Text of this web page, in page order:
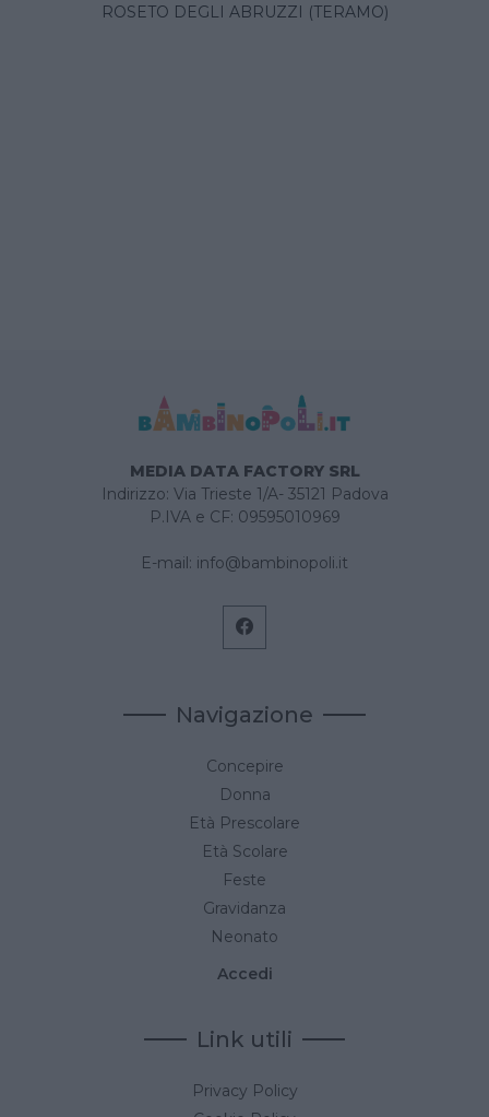
ROSETO DEGLI ABRUZZI (TERAMO)
MEDIA DATA FACTORY SRL
Indirizzo: Via Trieste 1/A- 35121 Padova
P.IVA e CF: 09595010969
E-mail: info@bambinopoli.it
Navigazione
Concepire
Donna
Età Prescolare
Età Scolare
Feste
Gravidanza
Neonato
Accedi
Link utili
Privacy Policy